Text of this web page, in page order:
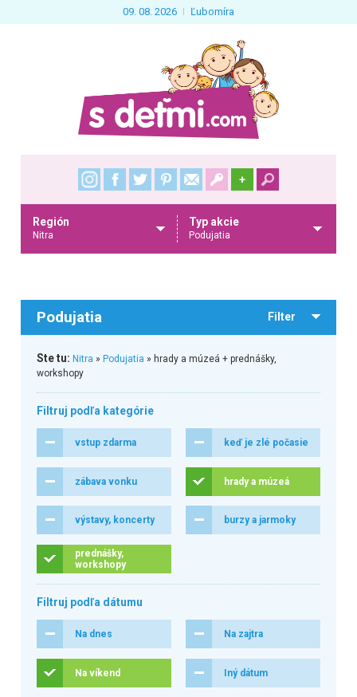
09. 08. 2026 Ľubomíra
+
Región
Nitra
Typ akcie
Podujatia
Podujatia Filter
Ste tu: Nitra » Podujatia » hrady a múzeá + prednášky,
workshopy
Filtruj podľa kategórie
vstup zdarma keď je zlé počasie
zábava vonku hrady a múzeá
výstavy, koncerty burzy a jarmoky
prednášky,
workshopy
Filtruj podľa dátumu
Na dnes Na zajtra
Na víkend Iný dátum